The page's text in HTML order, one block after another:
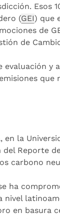
Esos
(GEI) que
de
de
y
que
en la
Reporte
carbono
ha
nivel
en basura